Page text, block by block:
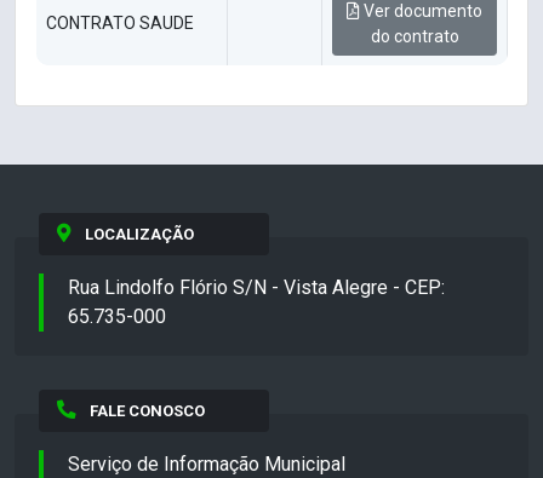
CONTRATO SAUDE
Ver documento
do contrato
LOCALIZAÇÃO
Rua Lindolfo Flório S/N - Vista Alegre - CEP:
65.735-000
FALE CONOSCO
Serviço de Informação Municipal